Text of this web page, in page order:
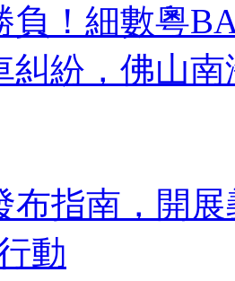
負！細數粵
糾紛，佛山南
布指南，開
動